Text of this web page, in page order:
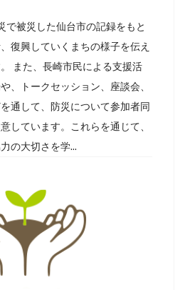
で被災した仙台市の記録をもと
復興していくまちの様子を伝え
また、長崎市民による支援活
、トークセッション、座談会、
通して、防災について参加者同
しています。これらを通じて、
の大切さを学...